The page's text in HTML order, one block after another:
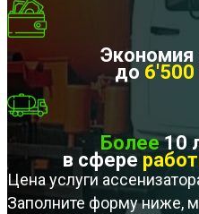
Экономия
до 6'500
Более10
в сфере
Цена услуги
Заполните форму ниже,